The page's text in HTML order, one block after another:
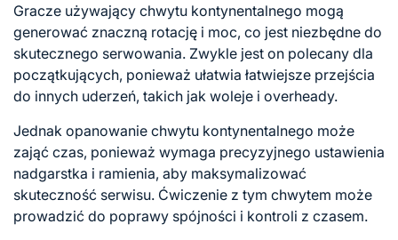
Gracze używający chwytu kontynentalnego mogą
generować znaczną rotację i moc, co jest niezbędne do
skutecznego serwowania. Zwykle jest on polecany dla
początkujących, ponieważ ułatwia łatwiejsze przejścia
do innych uderzeń, takich jak woleje i overheady.
Jednak opanowanie chwytu kontynentalnego może
zająć czas, ponieważ wymaga precyzyjnego ustawienia
nadgarstka i ramienia, aby maksymalizować
skuteczność serwisu. Ćwiczenie z tym chwytem może
prowadzić do poprawy spójności i kontroli z czasem.